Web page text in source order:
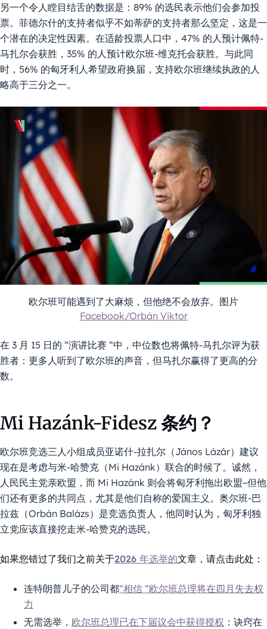
另一个令人瞠目结舌的数据是：89% 的选民表示他们会参加投
票。菲德尔什的支持者似乎不如蒂萨的支持者那么坚定，这是一
个潜在的决定性因素。在适龄投票人口中，47% 的人预计佩特-
马扎尔会获胜，35% 的人预计欧尔班-维克托会获胜。与此同
时，56% 的匈牙利人希望政府换届，支持欧尔班继续执政的人
略高于三分之一。
欧尔班可能遇到了大麻烦，但他绝不会放弃。图片
Facebook/Orbán Viktor
在 3 月 15 日的 “演讲比赛 “中，中位数也将佩特-马扎尔评为获
胜者：更多人听到了欧尔班的声音，但马扎尔赢得了更高的分
数。
Mi Hazánk-Fidesz 条约？
欧尔班竞选三人小组成员亚诺什-拉扎尔（János Lázár）建议
现在是考虑与米-哈赞克（Mi Hazánk）联合的时候了。诚然，
人民民主党亲欧盟，而 Mi Hazánk 则会将匈牙利拖出欧盟–但他
们还有更多的共同点，尤其是他们自称的爱国主义。奥尔班-巴
拉兹（Orbán Balázs）是竞选负责人，他同时认为，匈牙利独
立党应该直接挖走米-哈赞克的选民。
如果您错过了我们之前关于2026 年选举的文章，请点击此处：
连特朗普儿子的公司都“相信 “欧尔班总理将在四月失去权
力
无需选举， 欧尔班总理已在下届议会中获得授权 ：诀窍在